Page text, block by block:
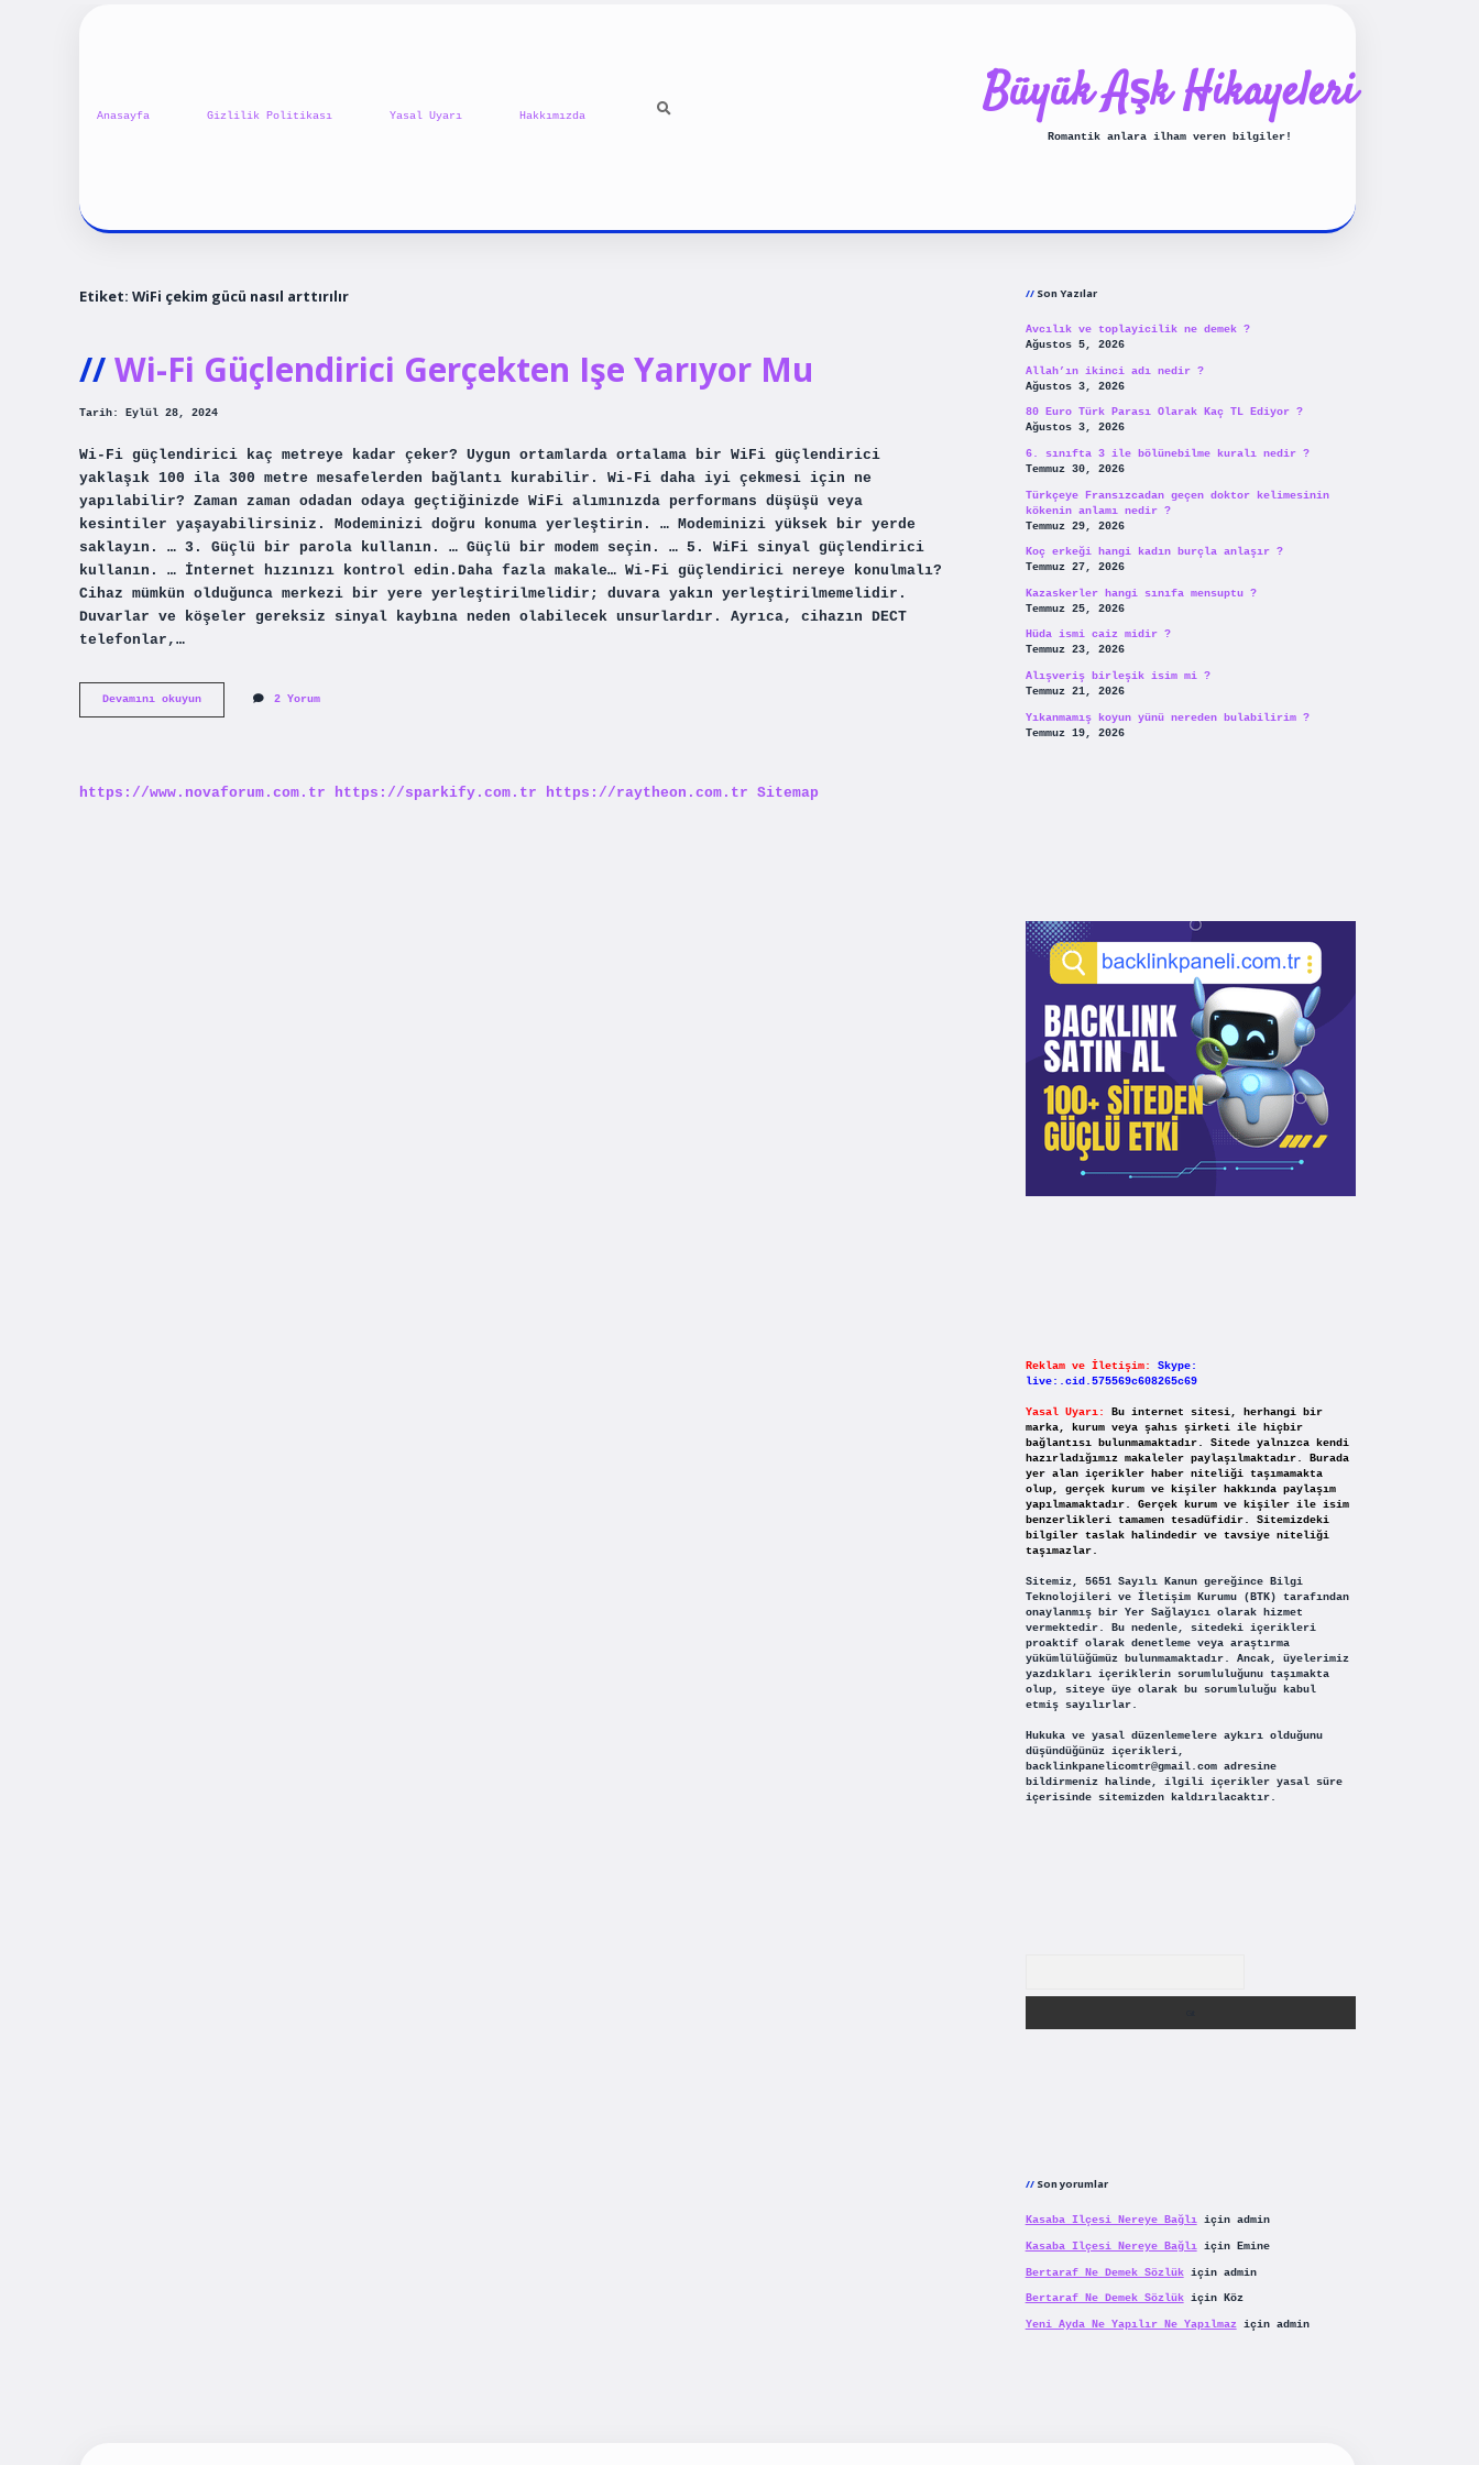
Anasayfa Gizlilik Politikası Yasal Uyarı Hakkımızda Büyük Aşk Hikayeleri
Romantik anlara ilham veren bilgiler!
Etiket: WiFi çekim gücü nasıl arttırılır
Wi-Fi Güçlendirici Gerçekten Işe Yarıyor Mu
Tarih: Eylül 28, 2024
Wi-Fi güçlendirici kaç metreye kadar çeker? Uygun ortamlarda ortalama bir WiFi güçlendirici
yaklaşık 100 ila 300 metre mesafelerden bağlantı kurabilir. Wi-Fi daha iyi çekmesi için ne
yapılabilir? Zaman zaman odadan odaya geçtiğinizde WiFi alımınızda performans düşüşü veya
kesintiler yaşayabilirsiniz. Modeminizi doğru konuma yerleştirin. … Modeminizi yüksek bir yerde
saklayın. … 3. Güçlü bir parola kullanın. … Güçlü bir modem seçin. … 5. WiFi sinyal güçlendirici
kullanın. … İnternet hızınızı kontrol edin.Daha fazla makale… Wi-Fi güçlendirici nereye konulmalı?
Cihaz mümkün olduğunca merkezi bir yere yerleştirilmelidir; duvara yakın yerleştirilmemelidir.
Duvarlar ve köşeler gereksiz sinyal kaybına neden olabilecek unsurlardır. Ayrıca, cihazın DECT
telefonlar,…
Devamını okuyunWi-
Fi
Mu
2 Yorum
https://www.novaforum.com.tr https://sparkify.com.tr https://raytheon.com.tr Sitemap
Son Yazılar
Avcılık ve toplayicilik ne demek ?
Ağustos 5, 2026
Allah’ın ikinci adı nedir ?
Ağustos 3, 2026
80 Euro Türk Parası Olarak Kaç TL Ediyor ?
Ağustos 3, 2026
6. sınıfta 3 ile bölünebilme kuralı nedir ?
Temmuz 30, 2026
Türkçeye Fransızcadan geçen doktor kelimesinin
kökenin anlamı nedir ?
Temmuz 29, 2026
Koç erkeği hangi kadın burçla anlaşır ?
Temmuz 27, 2026
Kazaskerler hangi sınıfa mensuptu ?
Temmuz 25, 2026
Hüda ismi caiz midir ?
Temmuz 23, 2026
Alışveriş birleşik isim mi ?
Temmuz 21, 2026
Yıkanmamış koyun yünü nereden bulabilirim ?
Temmuz 19, 2026
Reklam ve İletişim:
Skype:
live:.cid.575569c608265c69
Yasal Uyarı:
Bu internet sitesi, herhangi bir
marka, kurum veya şahıs şirketi ile hiçbir
bağlantısı bulunmamaktadır. Sitede yalnızca kendi
hazırladığımız makaleler paylaşılmaktadır. Burada
yer alan içerikler haber niteliği taşımamakta
olup, gerçek kurum ve kişiler hakkında paylaşım
yapılmamaktadır. Gerçek kurum ve kişiler ile isim
benzerlikleri tamamen tesadüfidir. Sitemizdeki
bilgiler taslak halindedir ve tavsiye niteliği
taşımazlar.
Sitemiz, 5651 Sayılı Kanun gereğince Bilgi
Teknolojileri ve İletişim Kurumu (BTK) tarafından
onaylanmış bir Yer Sağlayıcı olarak hizmet
vermektedir. Bu nedenle, sitedeki içerikleri
proaktif olarak denetleme veya araştırma
yükümlülüğümüz bulunmamaktadır. Ancak, üyelerimiz
yazdıkları içeriklerin sorumluluğunu taşımakta
olup, siteye üye olarak bu sorumluluğu kabul
etmiş sayılırlar.
Hukuka ve yasal düzenlemelere aykırı olduğunu
düşündüğünüz içerikleri,
backlinkpanelicomtr@gmail.comadresine
bildirmeniz halinde, ilgili içerikler yasal süre
içerisinde sitemizden kaldırılacaktır.
Son yorumlar
Kasaba Ilçesi Nereye Bağlıiçin admin
Kasaba Ilçesi Nereye Bağlıiçin Emine
Bertaraf Ne Demek Sözlükiçin admin
Bertaraf Ne Demek Sözlükiçin Köz
Yeni Ayda Ne Yapılır Ne Yapılmaziçin admin